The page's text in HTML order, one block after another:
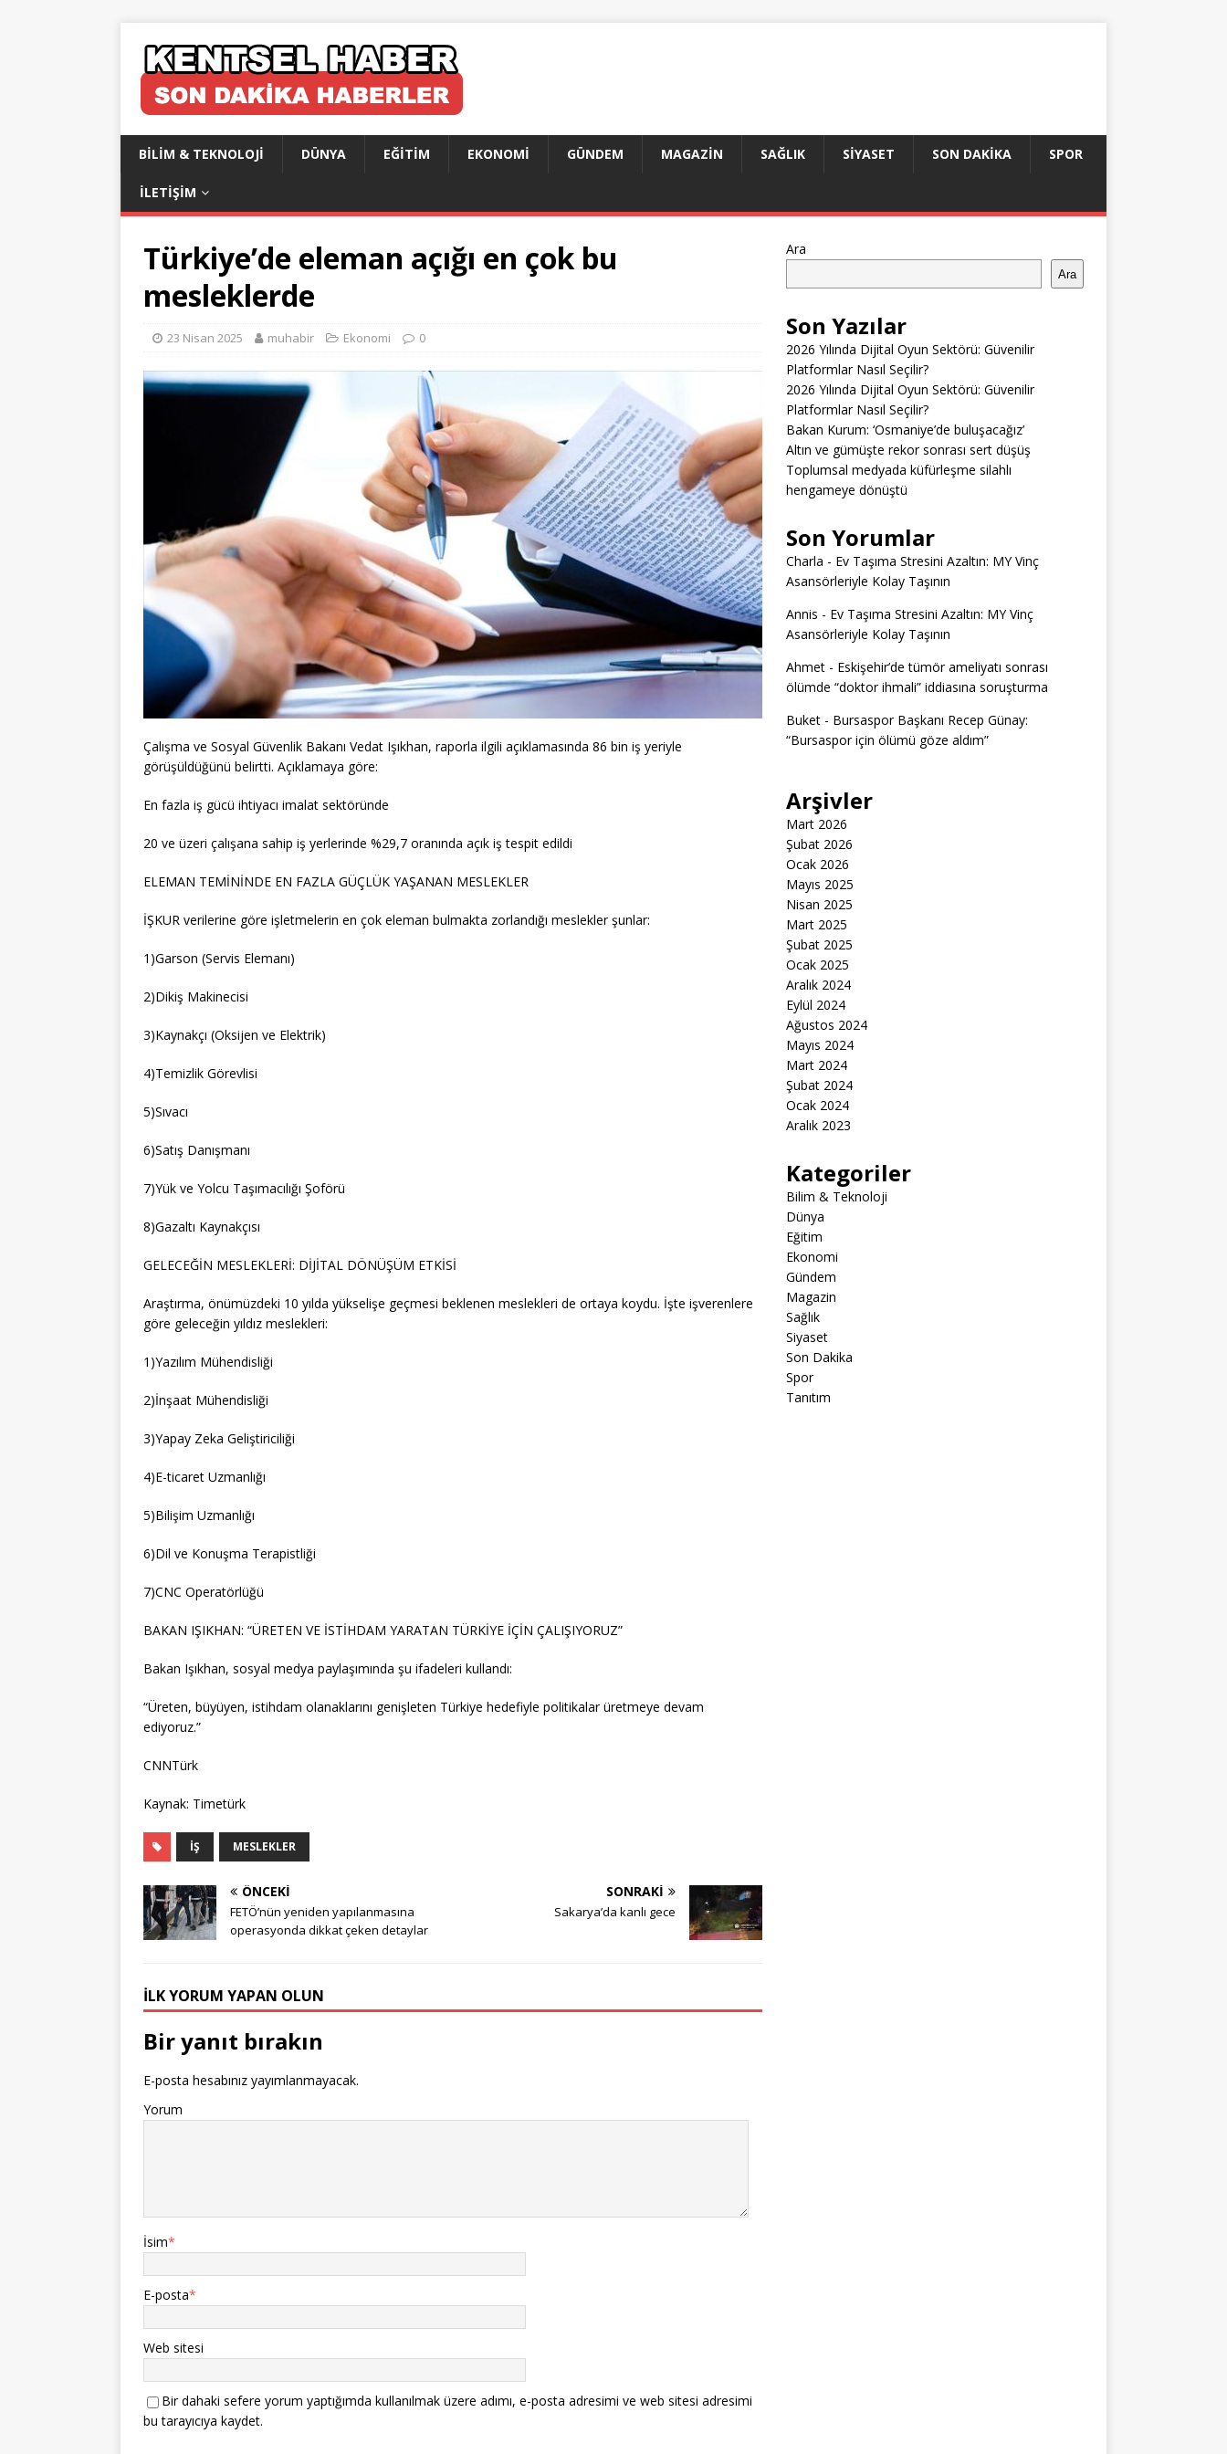
BILIM & TEKNOLOJI DÜNYA EĞITIM EKONOMI GÜNDEM MAGAZIN SAĞLIK SIYASET SON DAKIKA SPOR
İLETIŞIM
Türkiye’de eleman açığı en çok bu
mesleklerde
23 Nisan 2025 muhabir Ekonomi 0
Çalışma ve Sosyal Güvenlik Bakanı Vedat Işıkhan, raporla ilgili açıklamasında 86 bin iş yeriyle
görüşüldüğünü belirtti. Açıklamaya göre:
En fazla iş gücü ihtiyacı imalat sektöründe
20 ve üzeri çalışana sahip iş yerlerinde %29,7 oranında açık iş tespit edildi
ELEMAN TEMİNİNDE EN FAZLA GÜÇLÜK YAŞANAN MESLEKLER
İŞKUR verilerine göre işletmelerin en çok eleman bulmakta zorlandığı meslekler şunlar:
1)Garson (Servis Elemanı)
2)Dikiş Makinecisi
3)Kaynakçı (Oksijen ve Elektrik)
4)Temizlik Görevlisi
5)Sıvacı
6)Satış Danışmanı
7)Yük ve Yolcu Taşımacılığı Şoförü
8)Gazaltı Kaynakçısı
GELECEĞİN MESLEKLERİ: DİJİTAL DÖNÜŞÜM ETKİSİ
Araştırma, önümüzdeki 10 yılda yükselişe geçmesi beklenen meslekleri de ortaya koydu. İşte işverenlere
göre geleceğin yıldız meslekleri:
1)Yazılım Mühendisliği
2)İnşaat Mühendisliği
3)Yapay Zeka Geliştiriciliği
4)E-ticaret Uzmanlığı
5)Bilişim Uzmanlığı
6)Dil ve Konuşma Terapistliği
7)CNC Operatörlüğü
BAKAN IŞIKHAN: “ÜRETEN VE İSTİHDAM YARATAN TÜRKİYE İÇİN ÇALIŞIYORUZ”
Bakan Işıkhan, sosyal medya paylaşımında şu ifadeleri kullandı:
“Üreten, büyüyen, istihdam olanaklarını genişleten Türkiye hedefiyle politikalar üretmeye devam
ediyoruz.”
CNNTürk
Kaynak: Timetürk
İŞ MESLEKLER
ÖNCEKI
FETÖ’nün yeniden yapılanmasına
operasyonda dikkat çeken detaylar
SONRAKI
Sakarya’da kanlı gece
İLK YORUM YAPAN OLUN
Bir yanıt bırakın
E-posta hesabınız yayımlanmayacak.
Yorum
İsim*
E-posta*
Web sitesi
Bir dahaki sefere yorum yaptığımda kullanılmak üzere adımı, e-posta adresimi ve web sitesi adresimi
bu tarayıcıya kaydet.
Ara
Ara
Son Yazılar
2026 Yılında Dijital Oyun Sektörü: Güvenilir
Platformlar Nasıl Seçilir?
2026 Yılında Dijital Oyun Sektörü: Güvenilir
Platformlar Nasıl Seçilir?
Bakan Kurum: ‘Osmaniye’de buluşacağız’
Altın ve gümüşte rekor sonrası sert düşüş
Toplumsal medyada küfürleşme silahlı
hengameye dönüştü
Son Yorumlar
Charla - Ev Taşıma Stresini Azaltın: MY Vinç
Asansörleriyle Kolay Taşının
Annis - Ev Taşıma Stresini Azaltın: MY Vinç
Asansörleriyle Kolay Taşının
Ahmet- Eskişehir’de tümör ameliyatı sonrası
ölümde “doktor ihmali” iddiasına soruşturma
Buket- Bursaspor Başkanı Recep Günay:
“Bursaspor için ölümü göze aldım”
Arşivler
Mart 2026
Şubat 2026
Ocak 2026
Mayıs 2025
Nisan 2025
Mart 2025
Şubat 2025
Ocak 2025
Aralık 2024
Eylül 2024
Ağustos 2024
Mayıs 2024
Mart 2024
Şubat 2024
Ocak 2024
Aralık 2023
Kategoriler
Bilim & Teknoloji
Dünya
Eğitim
Ekonomi
Gündem
Magazin
Sağlık
Siyaset
Son Dakika
Spor
Tanıtım